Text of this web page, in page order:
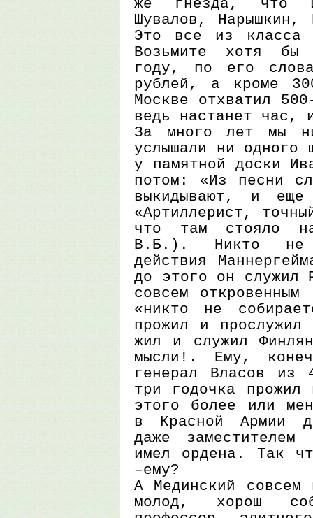
же гнезда, что
Шувалов,
Это все из класса
Возьмите хотя бы
году, по его
рублей, а кроме
Москве отхватил
ведь настанет час,
За много лет мы
услышали ни одного
у памятной доски
потом: «Из песни
выкидывают, и
«Артиллерист,
что там стояло
В.Б.). Никто не
действия
до этого он служил
совсем
«никто не
прожил и
жил и служил
мысли!. Ему,
генерал Власов из
три годочка
этого более или
в Красной Армии
даже заместителем
имел ордена. Так
–ему?
А Мединский
молод, хорош